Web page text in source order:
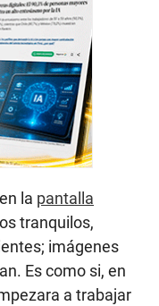
la pantalla
tranquilos,
imágenes
Es como si, en
a trabajar